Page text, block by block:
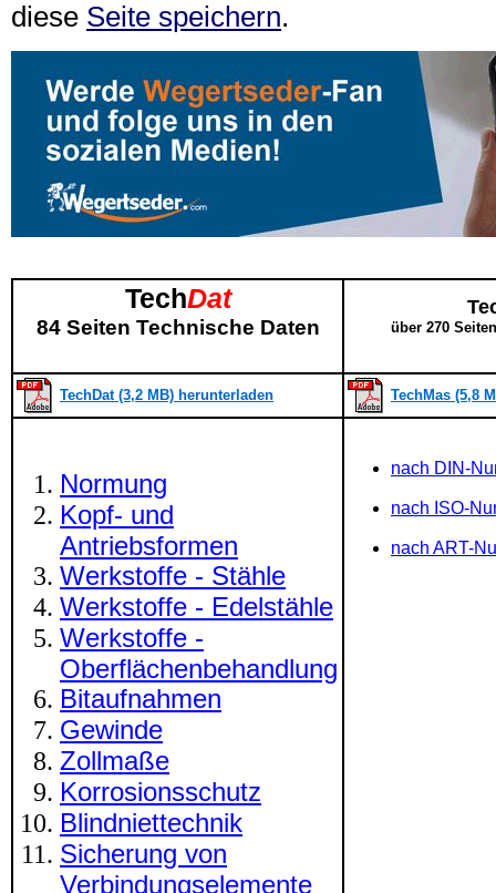
diese Seite speichern.
TechDat
84 Seiten Technische Daten über 270
TechDat (3,2 MB) herunterladen TechMas (5,8
Normung
Kopf- und
Antriebsformen
Werkstoffe - Stähle
Werkstoffe - Edelstähle
Werkstoffe -
Oberflächenbehandlung
Bitaufnahmen
Gewinde
Zollmaße
Korrosionsschutz
Blindniettechnik
Sicherung von
Verbindungselemente
nach DIN-
nach ISO-
nach ART-